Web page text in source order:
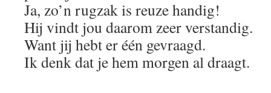
Ja, zo’n rugzak is reuze handig!
Hij vindt jou daarom zeer verstandig.
Want jij hebt er één gevraagd.
Ik denk dat je hem morgen al draagt.